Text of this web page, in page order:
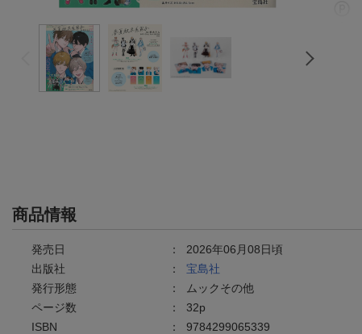
商品情報
発売日 ： 2026年06月08日頃
出版社
： 宝島社
発行形態
：
ムックその他
ページ数
： 32p
ISBN
： 9784299065339